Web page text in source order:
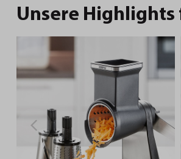
Unsere Highlights